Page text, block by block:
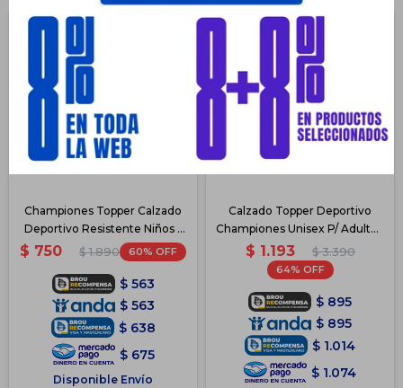
Championes Topper Calzado
Deportivo Resistente Niños -
Negro 2
$ 750 $ 1.890 60
$ 563
$ 563
$ 638
$ 675
Disponible Envío
Calzado Topper Deportivo
Championes Unisex P/ Adulto -
Gris2
$ 1.193 $ 3.390
64
$ 895
$ 895
$ 1.014
$ 1.074